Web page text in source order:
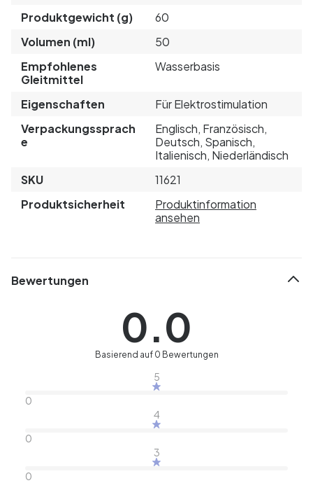
Produktgewicht (g)
60
Volumen (ml)
50
Empfohlenes
Gleitmittel
Wasserbasis
Eigenschaften
Für Elektrostimulation
Verpackungssprach
e
Englisch, Französisch,
Deutsch, Spanisch,
Italienisch, Niederländisch
SKU
11621
Produktsicherheit
Produktinformation
ansehen
Bewertungen
0.0
Basierend auf 0 Bewertungen
5
0
4
0
3
0